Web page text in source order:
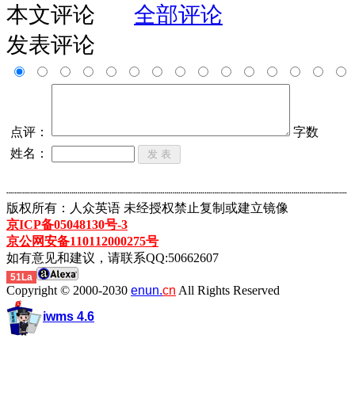
本文评论
全部评论
发表评论
点评：
字数
姓名：
┈┈┈┈┈┈┈┈┈┈┈┈┈┈┈┈┈┈┈┈┈┈┈┈┈┈┈┈┈┈┈┈┈┈┈┈┈┈┈┈┈┈┈
版权所有：人众英语 未经授权禁止复制或建立镜像
京ICP备05048130号-3
京公网安备110112000275号
如有意见和建议，请联系QQ:50662607
51La
Copyright © 2000-2030 enun.cn All Rights Reserved
iwms 4.6